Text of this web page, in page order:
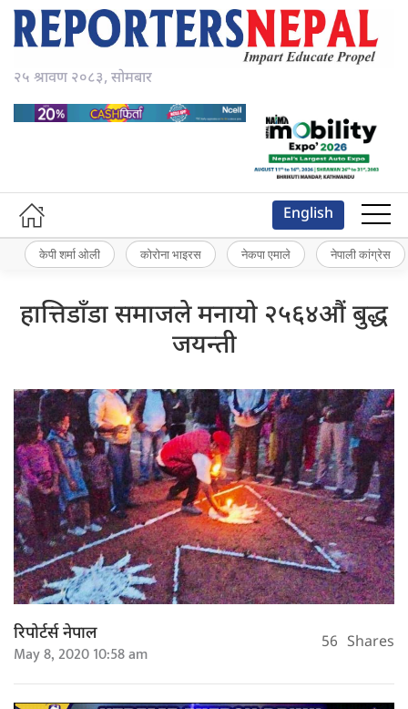
२५ श्रावण २०८३, सोमबार
English
केपी शर्मा ओली कोरोना भाइरस नेकपा एमाले नेपाली कांग्रेस
हात्तिडाँडा समाजले मनायो २५६४औं बुद्ध
जयन्ती
रिपोर्टर्स नेपाल
May 8, 2020 10:58 am 56 Shares